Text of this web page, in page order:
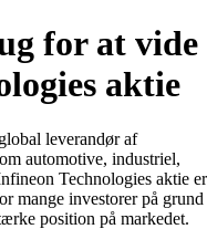
for at vide
aktie
leverandør af
automotive, industriel,
Technologies aktie er
mange investorer på grund
position på markedet.